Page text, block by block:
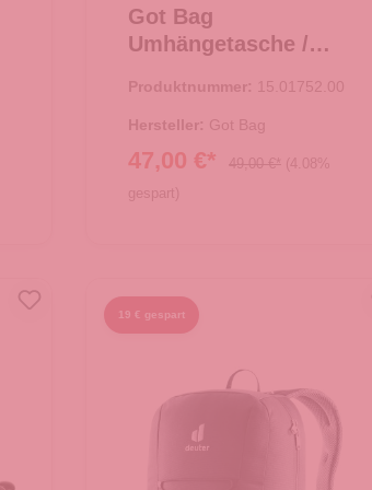
Got Bag
Umhängetasche /
Large Black
Produktnummer: 15.01752.00
Hersteller: Got Bag
47,00 €* 49,00 €* (4.08%
gespart)
19 € gespart